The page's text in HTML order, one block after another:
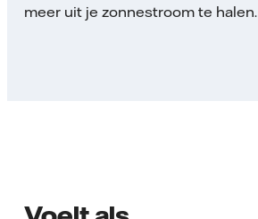
meer uit je zonnestroom te halen.